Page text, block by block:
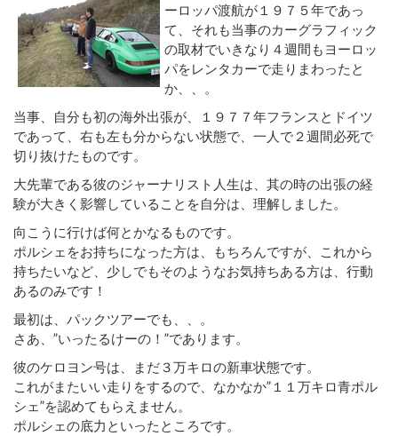
ーロッパ渡航が１９７５年であっ
て、それも当事のカーグラフィック
の取材でいきなり４週間もヨーロッ
パをレンタカーで走りまわったと
か、、。
当事、自分も初の海外出張が、１９７７年フランスとドイツ
であって、右も左も分からない状態で、一人で２週間必死で
切り抜けたものです。
大先輩である彼のジャーナリスト人生は、其の時の出張の経
験が大きく影響していることを自分は、理解しました。
向こうに行けば何とかなるものです。
ポルシェをお持ちになった方は、もちろんですが、これから
持ちたいなど、少しでもそのようなお気持ちある方は、行動
あるのみです！
最初は、パックツアーでも、、。
さあ、”いったるけーの！”であります。
彼のケロヨン号は、まだ３万キロの新車状態です。
これがまたいい走りをするので、なかなか”１１万キロ青ポル
シェ”を認めてもらえません。
ポルシェの底力といったところです。